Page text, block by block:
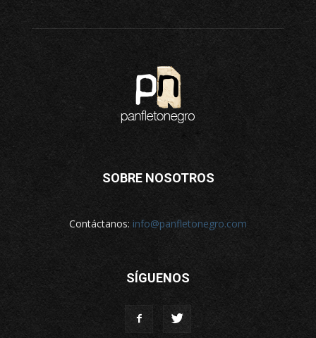
SOBRE NOSOTROS
Contáctanos: info@panfletonegro.com
SÍGUENOS